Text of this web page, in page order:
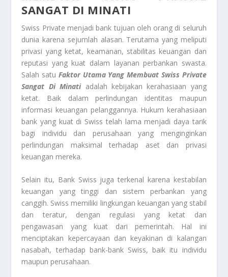
SANGAT DI MINATI
Swiss Private menjadi bank tujuan oleh orang di seluruh
dunia karena sejumlah alasan. Terutama yang meliputi
privasi yang ketat, keamanan, stabilitas keuangan dan
reputasi yang kuat dalam layanan perbankan swasta.
Salah satu Faktor Utama Yang Membuat Swiss Private
Sangat Di Minatiadalah kebijakan kerahasiaan yang
ketat. Baik dalam perlindungan identitas maupun
informasi keuangan pelanggannya. Hukum kerahasiaan
bank yang kuat di Swiss telah lama menjadi daya tarik
bagi individu dan perusahaan yang menginginkan
perlindungan maksimal terhadap aset dan privasi
keuangan mereka.
Selain itu, Bank Swiss juga terkenal karena kestabilan
keuangan yang tinggi dan sistem perbankan yang
canggih. Swiss memiliki lingkungan keuangan yang stabil
dan teratur, dengan regulasi yang ketat dan
pengawasan yang kuat dari pemerintah. Hal ini
menciptakan kepercayaan dan keyakinan di kalangan
nasabah, terhadap bank-bank Swiss, baik itu individu
maupun perusahaan.